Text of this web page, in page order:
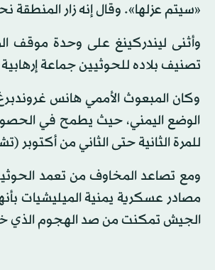
«سيتم عزلها». وقال إنه زار المنطقة نحو 20 مرة في سياق الجهد الأميركي الداعم لإحلال السلام في
وأثنى ليندركينغ على وحدة موقف
تصنيف بلاده للحوثيين جماعة
وكان المبعوث الأممي هانس
الوضع اليمني، حيث يطمح في
للمرة الثانية حتى الثاني من أكتوبر
ومع تصاعد المخاوف من تعمد
مصادر عسكرية يمنية الميليشيات
الجيش تمكنت من صد الهجوم الذي